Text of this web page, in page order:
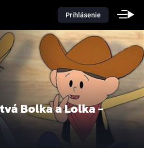
Prihlásenie
Bolka a Lolka -